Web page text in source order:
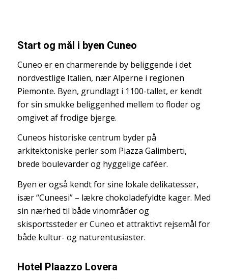
Start og mål i byen Cuneo
Cuneo er en charmerende by beliggende i det
nordvestlige Italien, nær Alperne i regionen
Piemonte. Byen, grundlagt i 1100-tallet, er kendt
for sin smukke beliggenhed mellem to floder og
omgivet af frodige bjerge.
Cuneos historiske centrum byder på
arkitektoniske perler som Piazza Galimberti,
brede boulevarder og hyggelige caféer.
Byen er også kendt for sine lokale delikatesser,
især “Cuneesi” – lækre chokoladefyldte kager. Med
sin nærhed til både vinområder og
skisportssteder er Cuneo et attraktivt rejsemål for
både kultur- og naturentusiaster.
Hotel Plaazzo Lovera